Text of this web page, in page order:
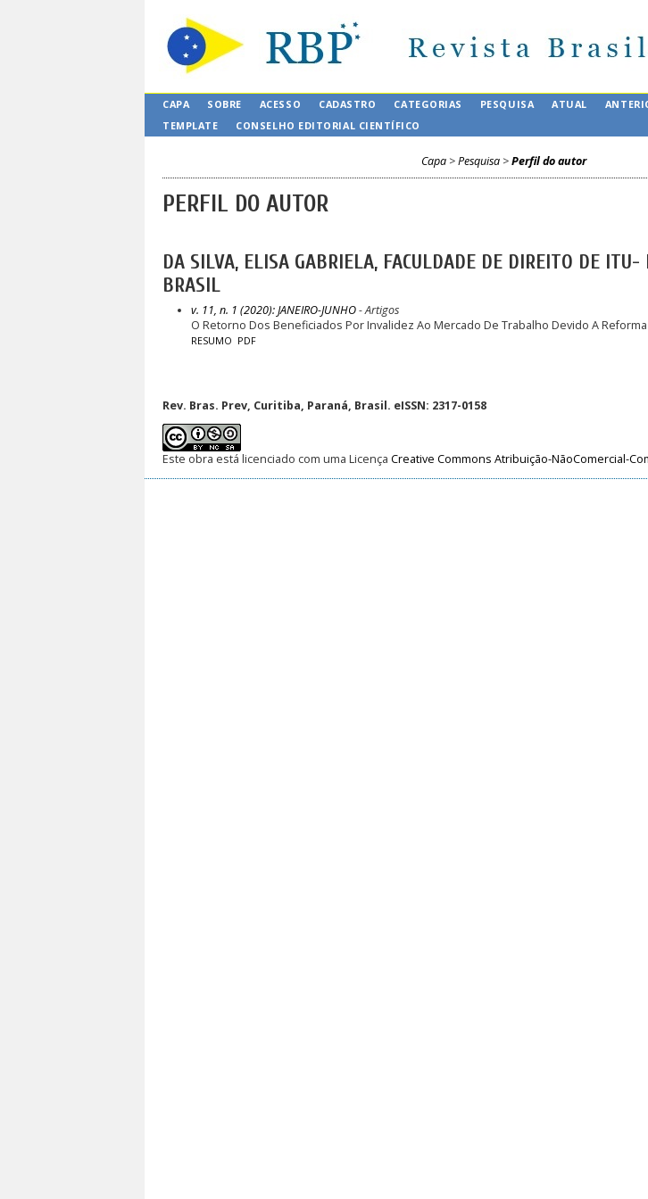
CAPA SOBRE ACESSO CADASTRO CATEGORIAS PESQUISA ATUAL
TEMPLATE
CONSELHO EDITORIAL CIENTÍFICO
Capa >Pesquisa >Perfil do autor
PERFIL DO AUTOR
DA SILVA, ELISA GABRIELA, FACULDADE DE DIREITO DE ITU-
BRASIL
v. 11, n. 1 (2020): JANEIRO-JUNHO- Artigos
O Retorno Dos Beneficiados Por Invalidez Ao Mercado De Trabalho Devido A
RESUMO PDF
Rev. Bras. Prev, Curitiba, Paraná, Brasil. eISSN: 2317-0158
Este obra está licenciado com uma Licença Creative Commons Atribuição-NãoComercial-